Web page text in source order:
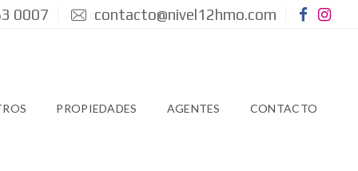
0007 contacto@nivel12hmo.com
PROPIEDADES AGENTES CONTACTO